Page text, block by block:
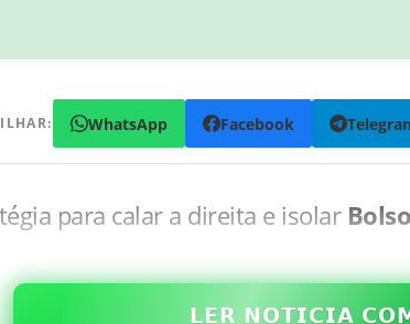
WhatsApp Facebook
para calar a direita e isolar
𝗟𝗘𝗥 𝗡𝗢𝗧𝗜𝗖𝗜𝗔